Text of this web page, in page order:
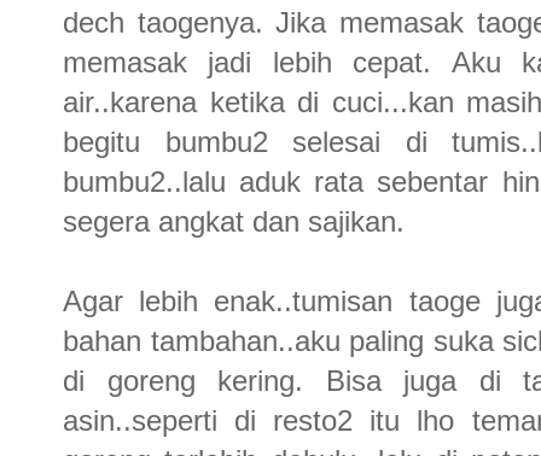
dech taogenya. Jika memasak
memasak jadi lebih cepat. Aku
air..karena ketika di cuci...kan
begitu bumbu2 selesai di
bumbu2..lalu aduk rata sebentar
segera angkat dan sajikan.
Agar lebih enak..tumisan taoge
bahan tambahan..aku paling suka
di goreng kering. Bisa juga di
asin..seperti di resto2 itu lho